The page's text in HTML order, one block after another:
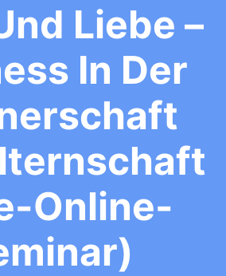
Liebe –
In Der
Online-